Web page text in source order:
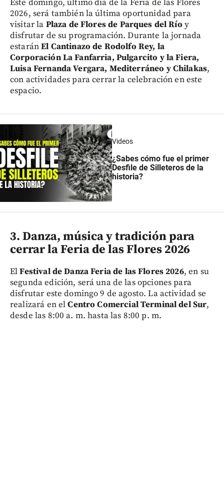
Este domingo, último día de la Feria de las Flores
2026, será también la última oportunidad para
visitar la Plaza de Flores de Parques del Río y
disfrutar de su programación. Durante la jornada
estaránEl Cantinazo de Rodolfo Rey, la
Corporación La Fanfarria, Pulgarcito y la Fiera,
Luisa Fernanda Vergara, Mediterráneo y Chilakas,
con actividades para cerrar la celebración en este
espacio.
Videos
¿Sabes cómo fue el primer
Desfile de Silleteros de la
historia?
3. Danza, música y tradición para
cerrar la Feria de las Flores 2026
ElFestival de Danza Feria de las Flores 2026, en su
segunda edición, será una de las opciones para
disfrutar este domingo 9 de agosto. La actividad se
realizará en elCentro Comercial Terminal del Sur,
desde las 8:00 a. m. hasta las 8:00 p. m.